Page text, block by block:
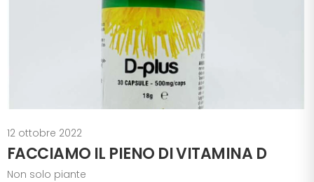
12 ottobre 2022
FACCIAMO IL PIENO DI VITAMINA D
Non solo piante